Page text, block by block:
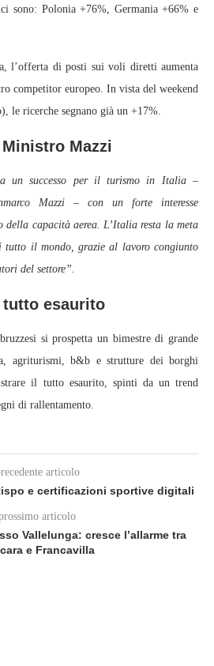
sono: Polonia +76%, Germania +66% e
l’offerta di posti sui voli diretti aumenta
competitor europeo. In vista del weekend
le ricerche segnano già un +17%.
Mazzi
un successo per il turismo in Italia –
Mazzi – con un forte interesse
della capacità aerea. L’Italia resta la meta
il mondo, grazie al lavoro congiunto
del settore”.
esaurito
si prospetta un bimestre di grande
agriturismi, b&b e strutture dei borghi
il tutto esaurito, spinti da un trend
di rallentamento.
articolo
e certificazioni sportive digitali
articolo
Vallelunga: cresce l’allarme tra
e Francavilla